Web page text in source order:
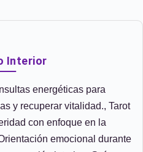
Interior
energéticas para
y recuperar vitalidad., Tarot
con enfoque en la
emocional durante